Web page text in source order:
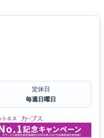
定休日
毎週日曜日